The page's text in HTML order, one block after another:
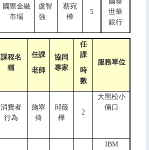
國際金融
市場
盧智
強
蔡宛
樺
5
世華
銀行
課程名
稱
任課
老師
協同
專家
任
課
時
數
服務單位
消費者
行為
施翠
倚
邱薇
樺
2
大黑松小
倆口
IBM